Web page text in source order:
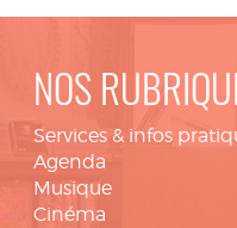
NOS
Services & infos
Agenda
Musique
Cinéma